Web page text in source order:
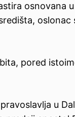
osnovana u
pored
u